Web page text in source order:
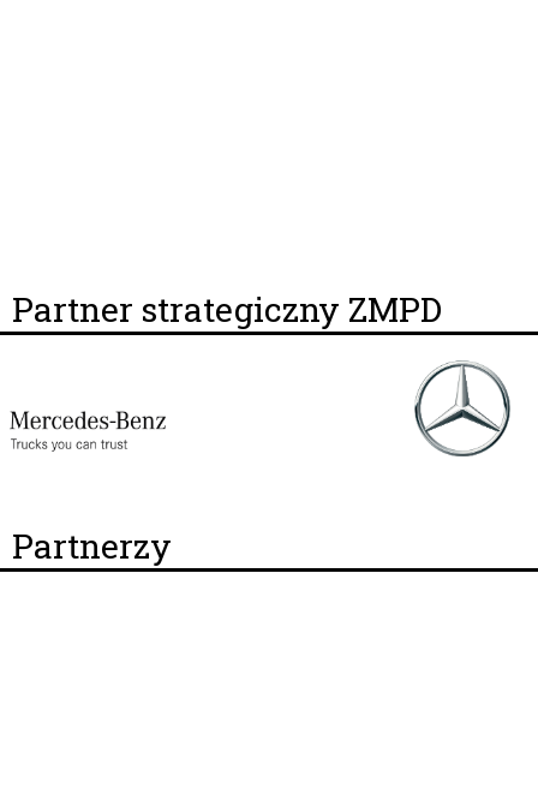
Partner strategiczny ZMPD
Partnerzy